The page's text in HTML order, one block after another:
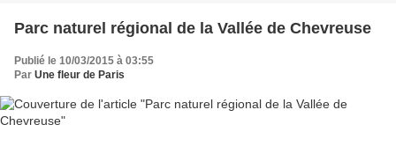
Parc naturel régional de la Vallée de Chevreuse
Publié le 10/03/2015 à 03:55
Par Une fleur de Paris